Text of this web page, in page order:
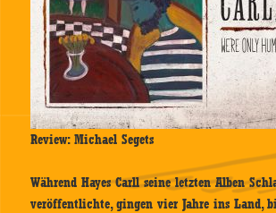
Review: Michael Segets
Während Hayes Carll seine letzten Alben
veröffentlichte, gingen vier Jahre ins Land,